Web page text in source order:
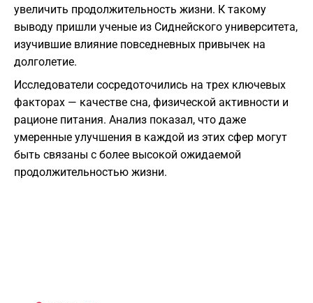
увеличить продолжительность жизни. К такому
выводу пришли ученые из Сиднейского университета,
изучившие влияние повседневных привычек на
долголетие.
Исследователи сосредоточились на трех ключевых
факторах — качестве сна, физической активности и
рационе питания. Анализ показал, что даже
умеренные улучшения в каждой из этих сфер могут
быть связаны с более высокой ожидаемой
продолжительностью жизни.